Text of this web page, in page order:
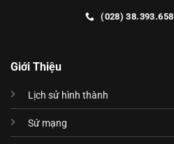
(028) 38.393.658
Giới Thiệu
Lịch sử hình thành
Sứ mạng